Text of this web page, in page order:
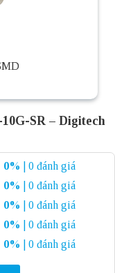
SR – Digitech
0%
| 0 đánh giá
0%
| 0 đánh giá
0%
| 0 đánh giá
0%
| 0 đánh giá
0% | 0 đánh giá